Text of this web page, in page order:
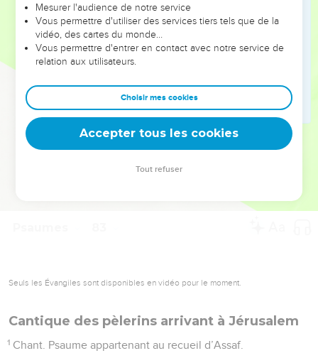
leur foi ou leur vision. Mais on voit moins les doutes, les erreurs
et les saisons difficiles qu'ils ont traversés, alors même que ce
sont elles qui les ont façonnés.
Dans cette conférence, leaders, entrepreneurs, et responsables
clés pour avancer avec plus de sagesse afin que leurs erreurs
deviennent vos tremplins. Que vous guidiez un ministère, une
équipe, un groupe ou une famille, leur expérience est faite
Seuls les Évangiles sont disponibles en vidéo pour le moment.
Cantique des pèlerins arrivant à Jérusalem
1 Chant. Psaume appartenant au recueil d’Assaf.
Mesurer l'audience de notre service
Vous permettre d'utiliser des services tiers tels que de la
vidéo, des cartes du monde…
Vous permettre d'entrer en contact avec notre service de
relation aux utilisateurs.
Choisir mes cookies
Accepter tous les cookies
Tout refuser